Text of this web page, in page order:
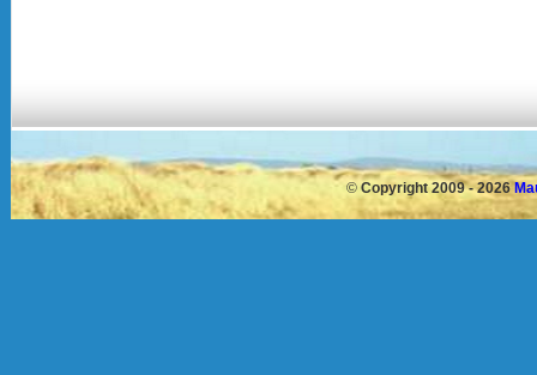
© Copyright 2009 - 2026